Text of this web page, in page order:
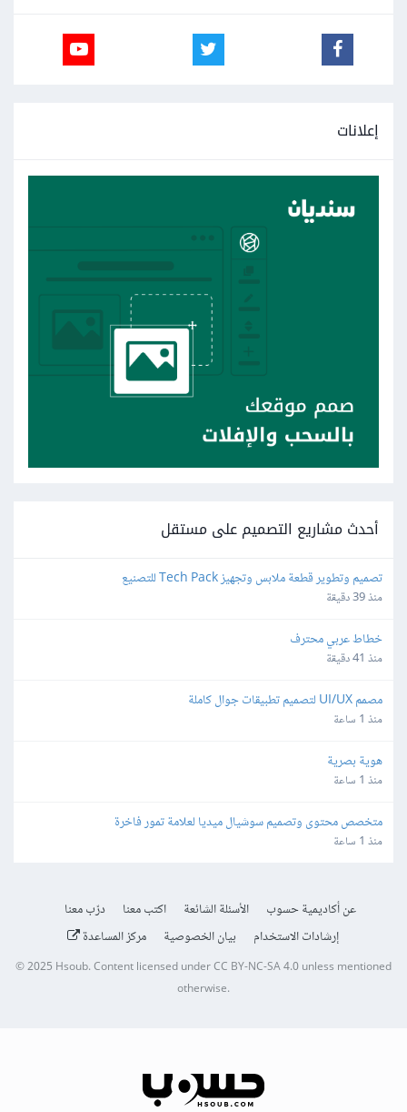
إعلانات
أحدث مشاريع التصميم على مستقل
تصميم وتطوير قطعة ملابس وتجهيز Tech Pack للتصنيع
منذ 39 دقيقة
خطاط عربي محترف
منذ 41 دقيقة
مصمم UI/UX لتصميم تطبيقات جوال كاملة
منذ 1 ساعة
هوية بصرية
منذ 1 ساعة
متخصص محتوى وتصميم سوشيال ميديا لعلامة تمور فاخرة
منذ 1 ساعة
عن أكاديمية حسوب الأسئلة الشائعة اكتب معنا
درّب معنا
إرشادات الاستخدام
بيان الخصوصية مركز المساعدة
© 2025 Hsoub.Content licensed underCC BY-NC-SA 4.0unless mentioned
otherwise.